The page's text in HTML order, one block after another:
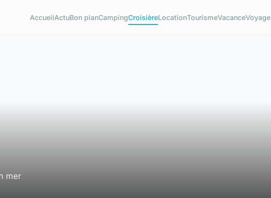
AccueilActuBon planCampingCroisièreLocationTourismeVacanceVoyage
mer